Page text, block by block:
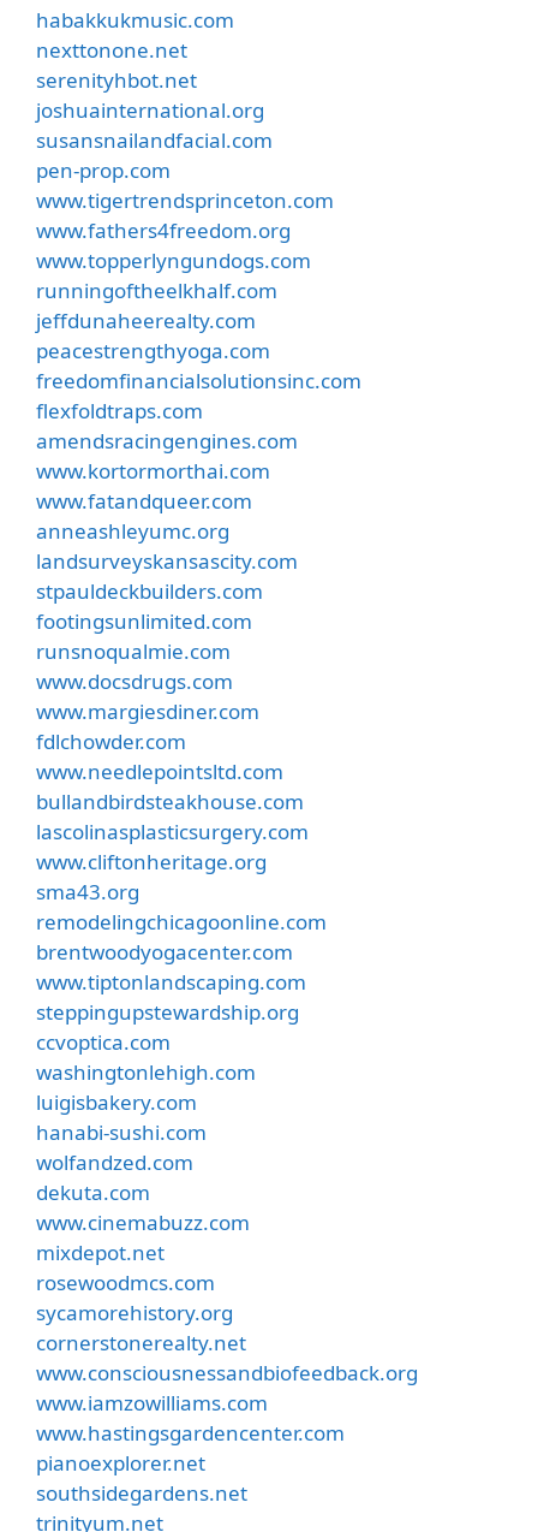
habakkukmusic.com
nexttonone.net
serenityhbot.net
joshuainternational.org
susansnailandfacial.com
pen-prop.com
www.tigertrendsprinceton.com
www.fathers4freedom.org
www.topperlyngundogs.com
runningoftheelkhalf.com
jeffdunaheerealty.com
peacestrengthyoga.com
freedomfinancialsolutionsinc.com
flexfoldtraps.com
amendsracingengines.com
www.kortormorthai.com
www.fatandqueer.com
anneashleyumc.org
landsurveyskansascity.com
stpauldeckbuilders.com
footingsunlimited.com
runsnoqualmie.com
www.docsdrugs.com
www.margiesdiner.com
fdlchowder.com
www.needlepointsltd.com
bullandbirdsteakhouse.com
lascolinasplasticsurgery.com
www.cliftonheritage.org
sma43.org
remodelingchicagoonline.com
brentwoodyogacenter.com
www.tiptonlandscaping.com
steppingupstewardship.org
ccvoptica.com
washingtonlehigh.com
luigisbakery.com
hanabi-sushi.com
wolfandzed.com
dekuta.com
www.cinemabuzz.com
mixdepot.net
rosewoodmcs.com
sycamorehistory.org
cornerstonerealty.net
www.consciousnessandbiofeedback.org
www.iamzowilliams.com
www.hastingsgardencenter.com
pianoexplorer.net
southsidegardens.net
trinityum.net